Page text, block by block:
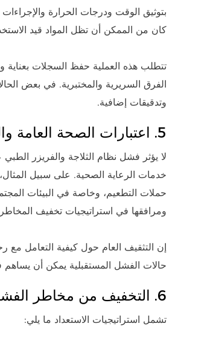
بتوثيق الوقت ودرجات الحرارة
كان من الممكن أن تظل المواد قيد
الفرق السريرية والمختبرية. في بعض
وتدقيقات إضافية.
5. اعتبارات الصحة العامة والثقة
لا يؤثر فشل نظام الثلاجة والفريزر
خدمات الرعاية الصحية. على سبيل
حملات التطعيم، وخاصة في البيئات
ومرافقها في استراتيجيات تخفيف
إن التثقيف العام حول كيفية التعامل مع
حالات الفشل المستقبلية يمكن أن يساهم
6. التخفيف من مخاطر الفشل مع الاستعداد
تشمل استراتيجيات الاستعداد ما يلي: